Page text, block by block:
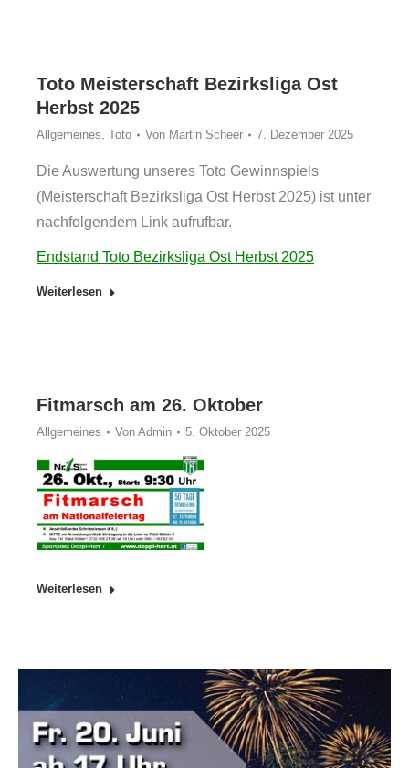
Toto Meisterschaft Bezirksliga Ost
Herbst 2025
Allgemeines, Toto Von Martin Scheer 7. Dezember 2025
Die Auswertung unseres Toto Gewinnspiels
(Meisterschaft Bezirksliga Ost Herbst 2025) ist unter
nachfolgendem Link aufrufbar.
Endstand Toto Bezirksliga Ost Herbst 2025
Weiterlesen
Fitmarsch am 26. Oktober
Allgemeines Von Admin 5. Oktober 2025
Weiterlesen